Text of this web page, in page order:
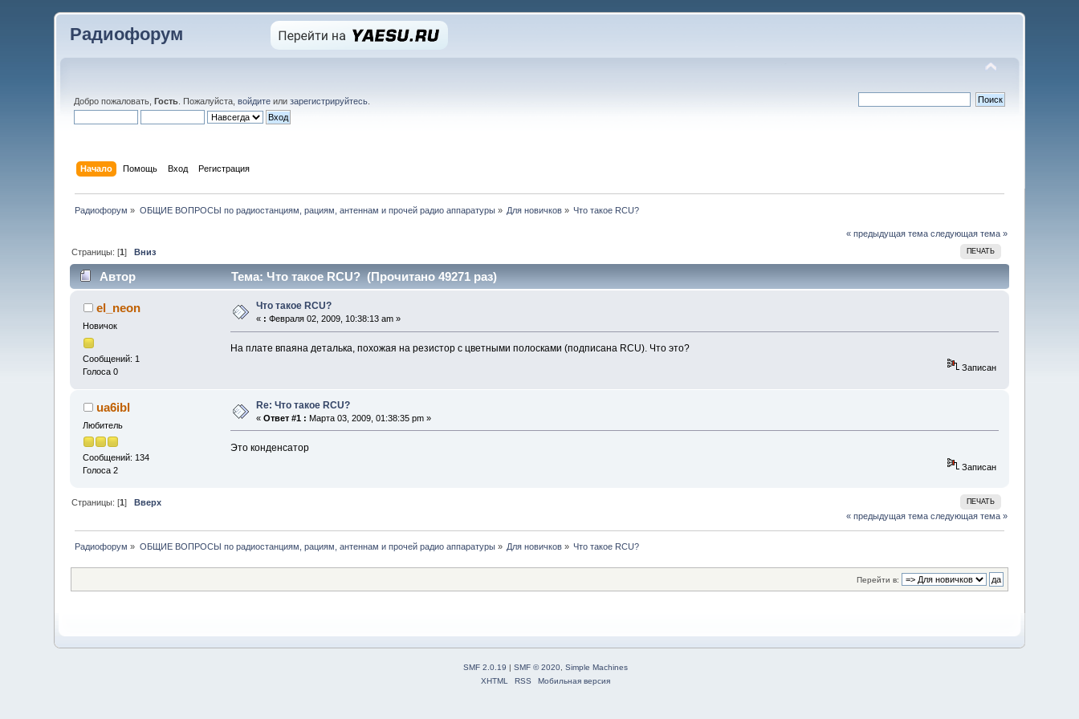
Радиофорум
Добро пожаловать,Гость . Пожалуйста,войдите илизарегистрируйтесь
Начало Помощь Вход Регистрация
Радиофорум » ОБЩИЕ ВОПРОСЫ по радиостанциям, рациям, антеннам и прочей радио аппаратуры» Для новичков » Что такое RCU?
« предыдущая тема следующая тема »
ПЕЧАТЬ
Страницы: [1]Вниз
Автор Тема: Что такое RCU? (Прочитано 49271 раз)
el_neon
Новичок
Сообщений: 1
Голоса 0
Что такое RCU?
« : Февраля 02, 2009, 10:38:13 am »
На плате впаяна деталька, похожая на резистор с цветными полосками (подписана RCU). Что это?
Записан
ua6ibl
Любитель
Сообщений: 134
Голоса 2
Re: Что такое RCU?
«Ответ #1 : Марта 03, 2009, 01:38:35 pm »
Это конденсатор
Записан
ПЕЧАТЬ
Страницы: [1]Вверх
« предыдущая тема следующая тема »
Радиофорум » ОБЩИЕ ВОПРОСЫ по радиостанциям, рациям, антеннам и прочей радио аппаратуры» Для новичков » Что такое RCU?
Перейти в:
SMF 2.0.19 | SMF © 2020 Simple Machines
XHTML
RSS Мобильная версия